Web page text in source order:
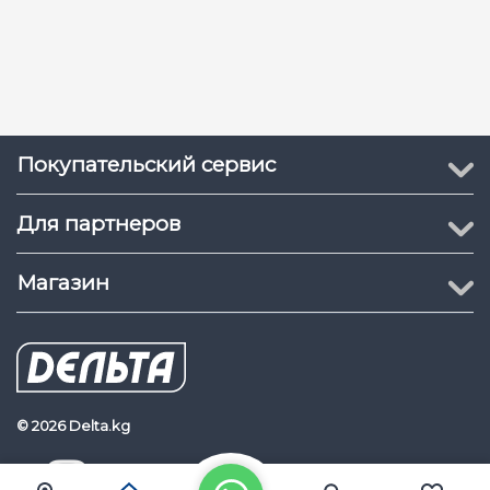
Общие характеристики
Материал корпуса : Пластик
Питание :
Потребляемая
мощность :
Рабочая температура :
Температура зарядки : -10 ℃ ~ +45 ℃
Покупательский сервис
Для партнеров
Магазин
© 2026 Delta.kg
Delta.kg